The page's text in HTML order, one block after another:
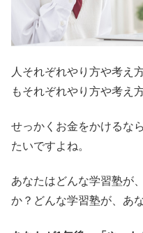
人それぞれやり方や考え
もそれぞれやり方や考え
せっかくお金をかけるなら
たいですよね。
あなたはどんな学習塾が
か？どんな学習塾が、あ